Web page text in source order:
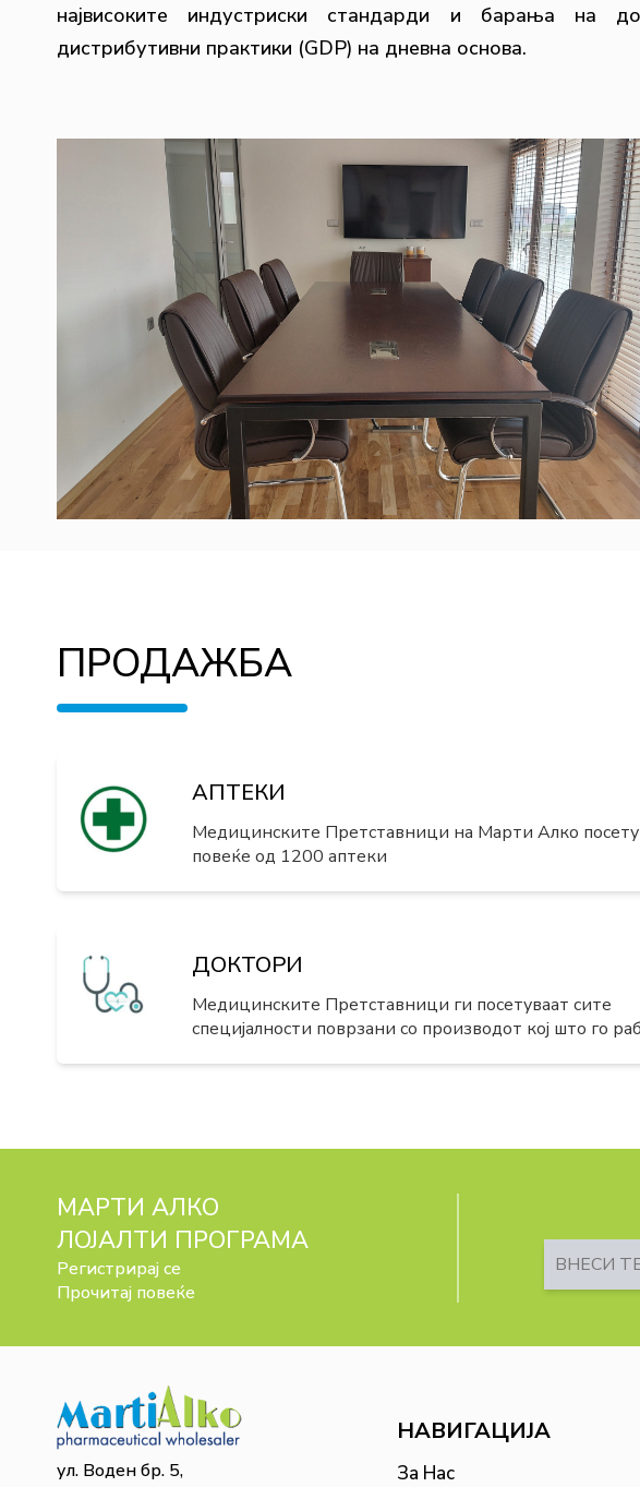
највисоките индустриски стандарди и барања на
дистрибутивни практики (GDP) на дневна основа.
ПРОДАЖБА
АПТЕКИ
Медицинските Претставници на Марти Алко
повеќе од 1200 аптеки
ДОКТОРИ
Медицинските Претставници ги посетуваат сите
специјалности поврзани со производот кој што го
МАРТИ АЛКО
ЛОЈАЛТИ ПРОГРАМА
Регистрирај се
Прочитај повеќе
ул. Воден бр. 5,
НАВИГАЦИЈА
За Нас